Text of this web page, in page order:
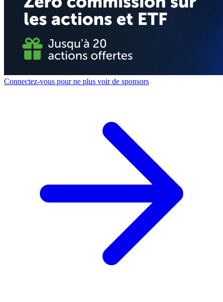
Connectez-vous pour ne plus voir de sponsors